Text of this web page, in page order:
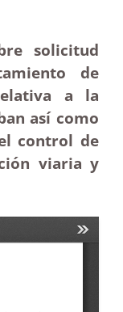
solicitud
de
a la
así como
control de
viaria y